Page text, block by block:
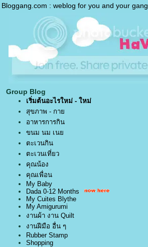
Bloggang.com : weblog for you and your gang
Group Blog
เริ่มต้นอะไรใหม่ - ใหม่
สุขภาพ - กา
อาหารการกิน
ขนม นม เน
ตะเวนกิน
ตะเวนเที่ยว
คุณน้อง
คุณเพื่อน
My Baby
Dada 0-12 Months
My Cuites Blythe
My Amigurumi
งานผ้า งาน Quilt
งานฝีมือ อื่น ๆ
Rubber Stamp
Shopping